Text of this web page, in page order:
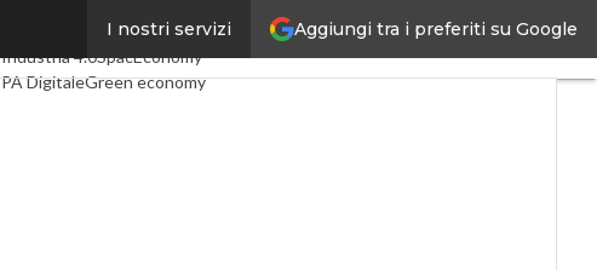
Aggiungi tra i preferiti su Google
I nostri servizi
Digital EconomyTelco
Industria 4.0SpacEconomy
PA DigitaleGreen economy